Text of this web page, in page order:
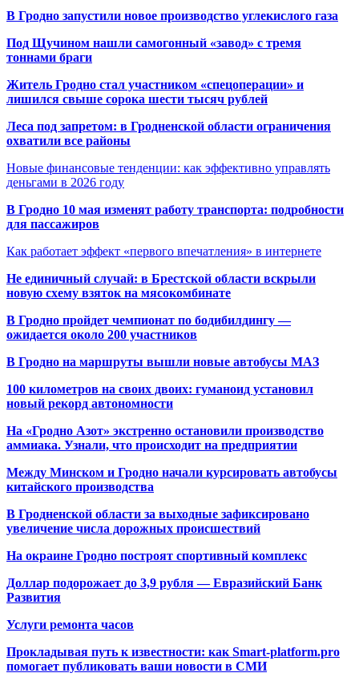
В Гродно запустили новое производство углекислого газа
Под Щучином нашли самогонный «завод» с тремя
тоннами браги
Житель Гродно стал участником «спецоперации» и
лишился свыше сорока шести тысяч рублей
Леса под запретом: в Гродненской области ограничения
охватили все районы
Новые финансовые тенденции: как эффективно управлять
деньгами в 2026 году
В Гродно 10 мая изменят работу транспорта: подробности
для пассажиров
Как работает эффект «первого впечатления» в интернете
Не единичный случай: в Брестской области вскрыли
новую схему взяток на мясокомбинате
В Гродно пройдет чемпионат по бодибилдингу —
ожидается около 200 участников
В Гродно на маршруты вышли новые автобусы МАЗ
100 километров на своих двоих: гуманоид установил
новый рекорд автономности
На «Гродно Азот» экстренно остановили производство
аммиака. Узнали, что происходит на предприятии
Между Минском и Гродно начали курсировать автобусы
китайского производства
В Гродненской области за выходные зафиксировано
увеличение числа дорожных происшествий
На окраине Гродно построят спортивный комплекс
Доллар подорожает до 3,9 рубля — Евразийский Банк
Развития
Услуги ремонта часов
Прокладывая путь к известности: как Smart-platform.pro
помогает публиковать ваши новости в СМИ